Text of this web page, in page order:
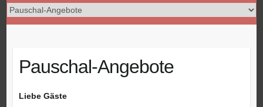
Pauschal-Angebote
Liebe Gäste